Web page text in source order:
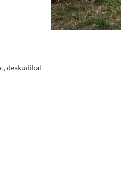
deakudibal